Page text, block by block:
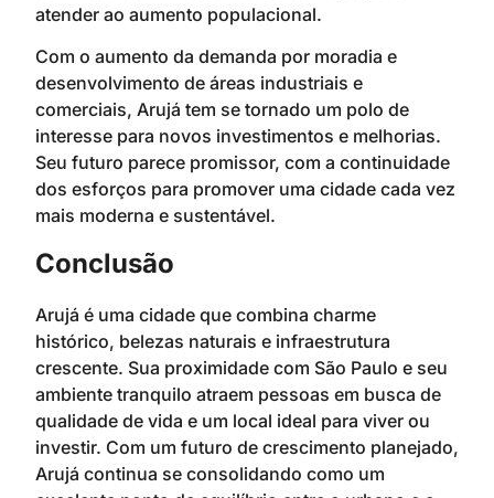
atender ao aumento populacional.
Com o aumento da demanda por moradia e
desenvolvimento de áreas industriais e
comerciais, Arujá tem se tornado um polo de
interesse para novos investimentos e melhorias.
Seu futuro parece promissor, com a continuidade
dos esforços para promover uma cidade cada vez
mais moderna e sustentável.
Conclusão
Arujá é uma cidade que combina charme
histórico, belezas naturais e infraestrutura
crescente. Sua proximidade com São Paulo e seu
ambiente tranquilo atraem pessoas em busca de
qualidade de vida e um local ideal para viver ou
investir. Com um futuro de crescimento planejado,
Arujá continua se consolidando como um